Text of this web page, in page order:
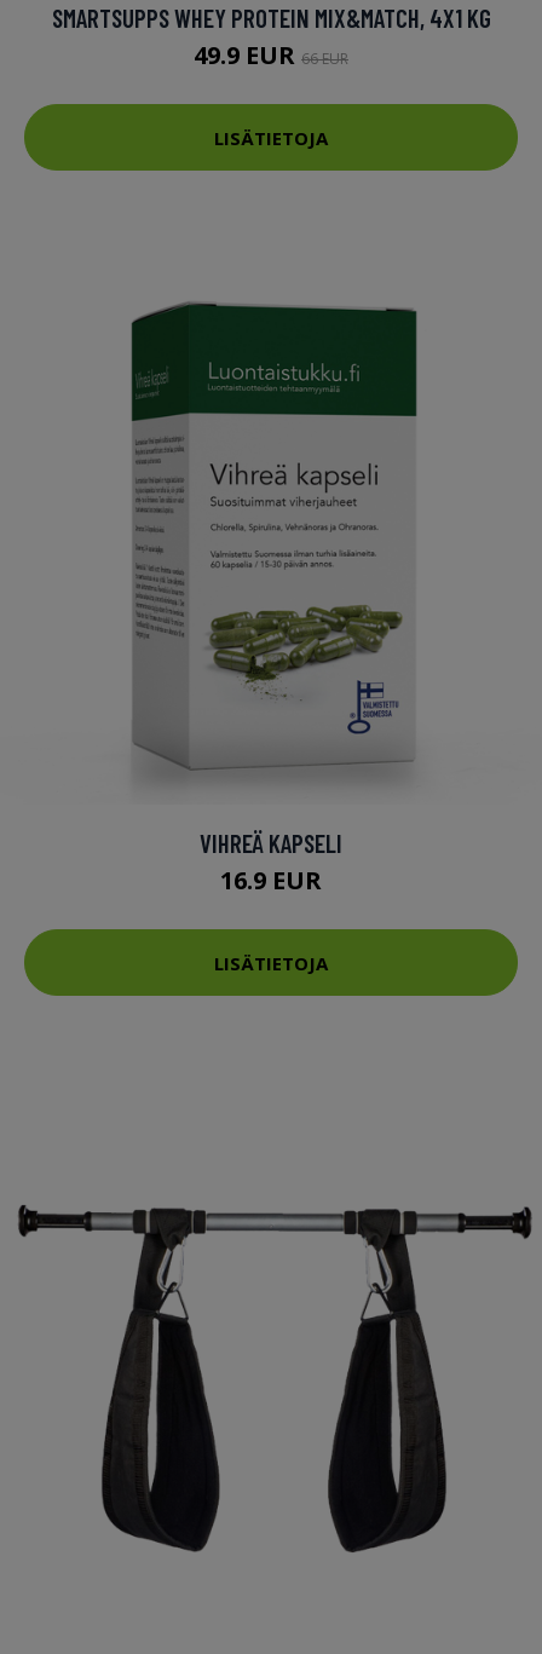
SMARTSUPPS WHEY PROTEIN MIX&MATCH, 4X1 KG
49.9 EUR 66 EUR
LISÄTIETOJA
VIHREÄ KAPSELI
16.9 EUR
LISÄTIETOJA